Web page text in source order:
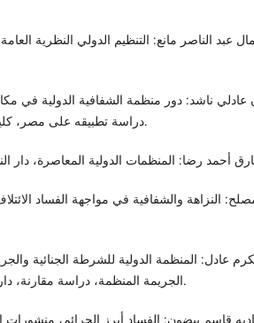
دراسة تطبيقه على مصر، كليه الحقوق – جامعة الإسكندرية.
الجريمة المنظمة، دراسة مقارنة، دار الجامعة الجديدة - مصر 2013.